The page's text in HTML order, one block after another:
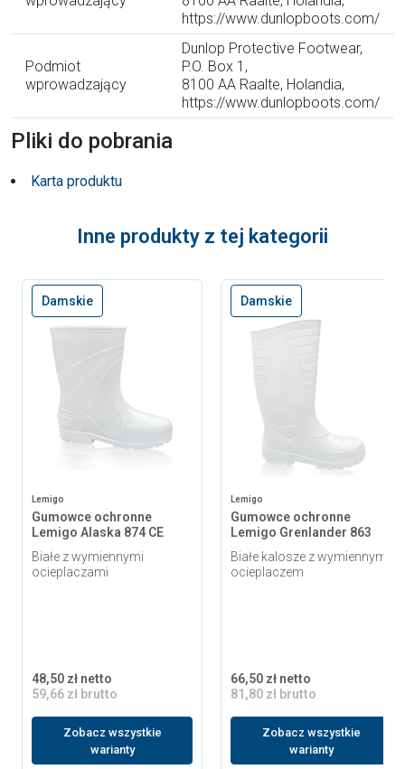
https://www.dunlopboots.com/
Podmiot
wprowadzający
Dunlop Protective Footwear,
P.O. Box 1,
8100 AA Raalte, Holandia,
https://www.dunlopboots.com/
Pliki do pobrania
Karta produktu
Inne produkty z tej kategorii
Damskie
Lemigo
Gumowce ochronne
Lemigo Alaska 874 CE
Białe z wymiennymi
ocieplaczami
48,50 zł netto
59,66 zł brutto
Zobacz wszystkie
warianty
Damskie
Lemigo
Gumowce ochronne
Lemigo Grenlander 863
Białe kalosze z wymiennym
ocieplaczem
66,50 zł netto
81,80 zł brutto
Zobacz wszystkie
warianty